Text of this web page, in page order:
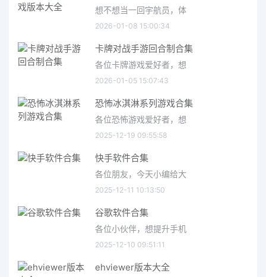
想不想当一回宇航员，体
2026-01-08 15:00:34
卡牌对战手游回合制合集
各位卡牌游戏爱好者，想
2026-01-05 15:07:43
恐怖冰淇淋系列游戏合集
各位恐怖游戏爱好者，想
2025-12-19 09:55:58
快手软件合集
各位朋友，今天小编给大
2025-12-11 10:13:50
谷歌软件合集
各位小伙伴，想提升手机
2025-12-10 09:51:11
ehviewer版本大全